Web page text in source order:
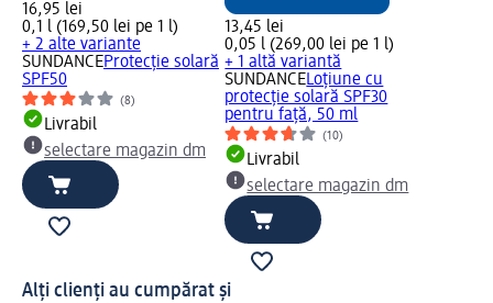
16,95 lei
0,1 l (169,50 lei pe 1 l)
+ 2 alte variante
SUNDANCEProtecție solară
SPF50
(8)
Livrabil
selectare magazin dm
13,45 lei
0,05 l (269,00 lei pe 1 l)
+ 1 altă variantă
SUNDANCELoțiune cu
protecție solară SPF30
pentru față, 50 ml
(10)
Livrabil
selectare magazin dm
Alți clienți au cumpărat și